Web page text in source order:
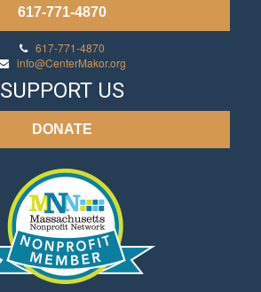
617-771-4870
617-771-4870
info@CenterMakor.org
SUPPORT US
DONATE